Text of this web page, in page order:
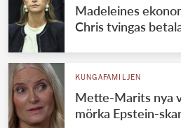
Madeleines
Chris tvingas
KUNGAFAMILJEN
Mette-Marits nya
mörka Epstein-